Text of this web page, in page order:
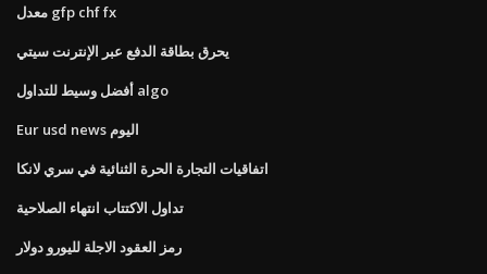
معدل gfp chf fx
يحرق بطاقة الدفع عبر الإنترنت سيتي
أفضل وسيط للتداول algo
Eur usd news اليوم
اتفاقيات التجارة الحرة الثنائية في سري لانكا
تداول الاكتتاب انتهاء الصلاحية
رمز العقود الاجلة لليورو دولار